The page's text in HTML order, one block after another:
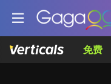
免费